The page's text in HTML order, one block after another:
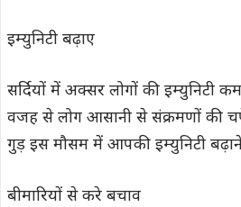
इम्युनिटी बढ़ाए
सर्दियों में अक्सर लोगों की इम्युनिटी
वजह से लोग आसानी से संक्रमणों की
गुड़ इस मौसम में आपकी इम्युनिटी बढ़ाने
बीमारियों से करे बचाव